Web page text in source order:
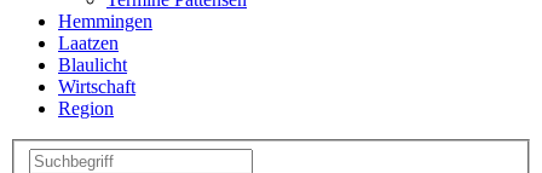
Hemmingen
Laatzen
Blaulicht
Wirtschaft
Region